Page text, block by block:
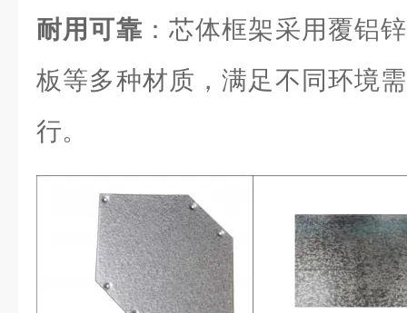
耐用可靠 ：芯体框架采用覆铝
板等多种材质，满足不同环境
行。